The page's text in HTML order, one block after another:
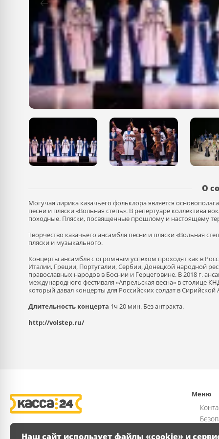
О
Могучая лирика казачьего фольклора является
песни и пляски «Вольная степь». В репертуаре коллектива
походные. Пляски, посвященные прошлому и настоящему
Творчество казачьего ансамбля песни и пляски «Вольная
пляски и музыкального.
Концерты ансамбля с огромным успехом проходят как в
Италии, Греции, Португалии, Сербии, Донецкой народной
православных народов в Боснии и Герцеговине. В 2018 г.
международного фестиваля «Апрельская весна» в столице
который давал концерты для Российских солдат в Сирийской
Длительность концерта 1ч 20 мин. Без антракта.
http://volstep.ru/
Меню
Наш сайт использует файлы «cookie» и